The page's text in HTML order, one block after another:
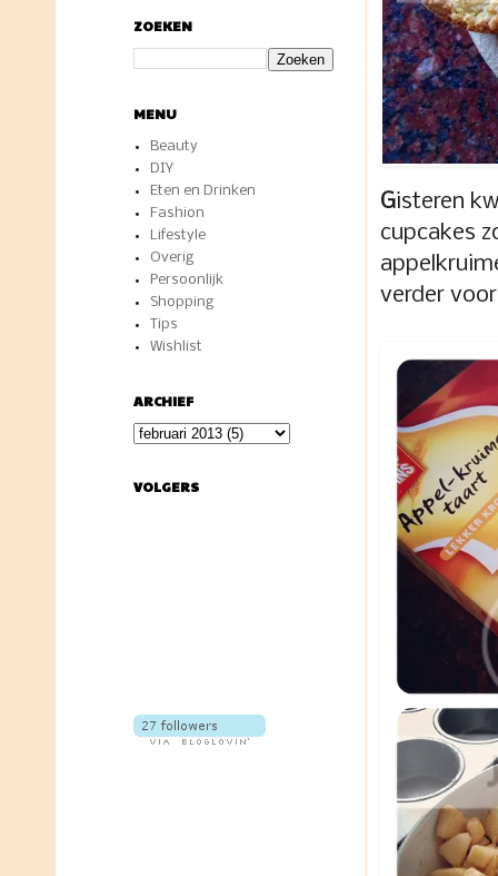
Gisteren
cupcakes
verder
ZOEKEN
MENU
Beauty
DIY
Eten en Drinken
Fashion
Lifestyle
Overig
Persoonlijk
Shopping
Tips
Wishlist
ARCHIEF
VOLGERS